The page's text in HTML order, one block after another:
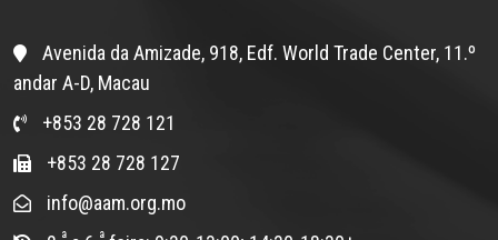
Avenida da Amizade, 918, Edf. World Trade Center, 11.º
andar A-D, Macau
+853 28 728 121
+853 28 728 127
info@aam.org.mo